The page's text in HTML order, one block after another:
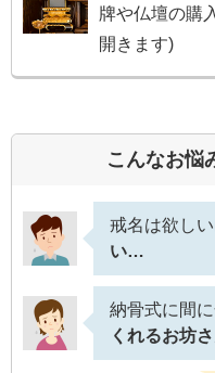
の旨を菩提寺に連絡し、
頼ください。
戒名授与のやり直し
代々の納骨済みのお骨を返
ご家族・ご親戚に関わるとても
い。
万が一トラブルになった場合、
このような場合には、
お寺の許可をいただ
牌や仏壇の購
開きます)
こんなお悩
戒名は欲しい
い…
納骨式に間に
くれるお坊